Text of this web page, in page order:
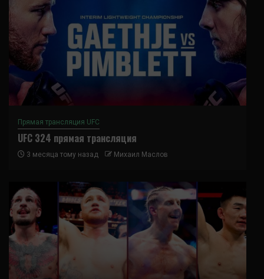
Прямая трансляция UFC
UFC 324 прямая трансляция
3 месяца тому назад Михаил Маслов